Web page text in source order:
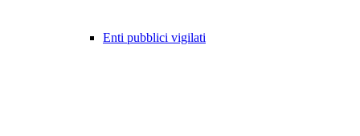
Enti pubblici vigilati